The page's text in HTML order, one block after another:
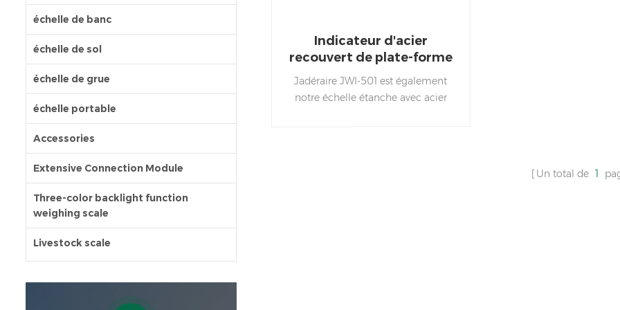
échelle de banc
échelle de sol
échelle de grue
échelle portable
Accessories
Extensive Connection Module
Three-color backlight function
weighing scale
Livestock scale
Indicateur d'acier
recouvert de plate-forme
en plastique
Jadéraire JWI-501 est également
notre échelle étanche avec acier
Un total de 1